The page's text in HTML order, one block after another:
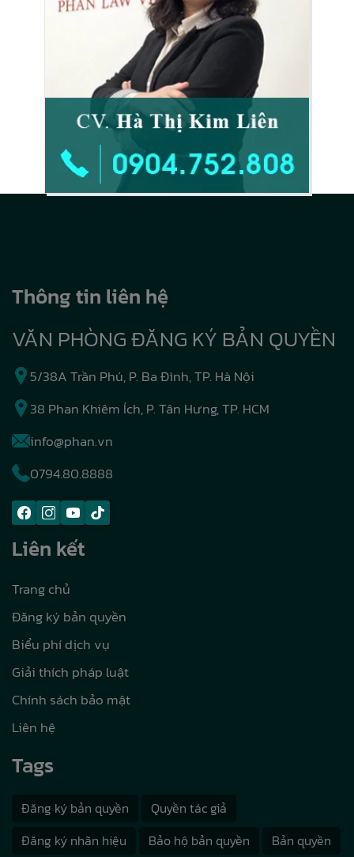
Thông tin liên hệ
VĂN PHÒNG ĐĂNG KÝ BẢN QUYỀN
5/38A Trần Phú, P. Ba Đình, TP. Hà Nội
38 Phan Khiêm Ích, P. Tân Hưng, TP. HCM
info@phan.vn
0794.80.8888
Liên kết
Trang chủ
Đăng ký bản quyền
Biểu phí dịch vụ
Giải thích pháp luật
Chính sách bảo mật
Liên hệ
Tags
Đăng ký bản quyền
Quyền tác giả
Đăng ký nhãn hiệu
Bảo hộ bản quyền Bản quyền